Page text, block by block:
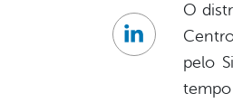
O
pelo
tempo
Linkedin